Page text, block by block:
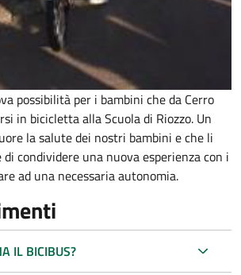
possibilità per i bambini che da Cerro
in bicicletta alla Scuola di Riozzo. Un
la salute dei nostri bambini e che li
condividere una nuova esperienza con i
ad una necessaria autonomia.
IL BICIBUS?